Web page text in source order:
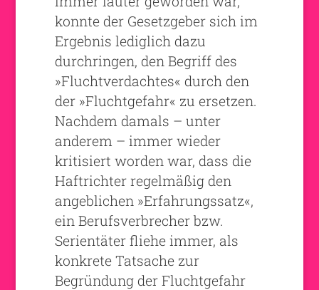
konnte der Gesetzgeber sich im
Ergebnis lediglich dazu
durchringen, den Begriff des
»Fluchtverdachtes« durch den
der »Fluchtgefahr« zu ersetzen.
Nachdem damals – unter
anderem – immer wieder
kritisiert worden war, dass die
Haftrichter regelmäßig den
angeblichen »Erfahrungssatz«,
ein Berufsverbrecher bzw.
Serientäter fliehe immer, als
konkrete Tatsache zur
Begründung der Fluchtgefahr